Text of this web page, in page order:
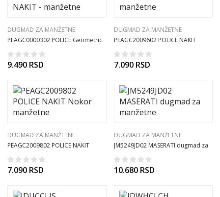
DUGMAD ZA MANŽETNE
PEAGC0000302 POLICE Geometric
NAKIT – manžetne
9.490 RSD
DUGMAD ZA MANŽETNE
PEAGC2009602 POLICE NAKIT
Butoni manžetne
7.090 RSD
DUGMAD ZA MANŽETNE
PEAGC2009802 POLICE NAKIT
Nokor manžetne
7.090 RSD
DUGMAD ZA MANŽETNE
JM5249JD02 MASERATI dugmad za
manžetne
10.680 RSD